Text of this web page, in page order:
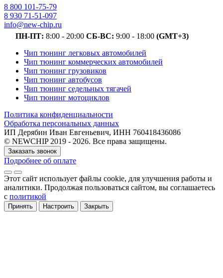
8 800 101-75-79
8 930 71-51-097
info@new-chip.ru
ПН-ПТ: 8:00 - 20:00 СБ-ВС: 9:00 - 18:00 (GMT+3)
Чип тюнинг легковых автомобилей
Чип тюнинг коммерческих автомобилей
Чип тюнинг грузовиков
Чип тюнинг автобусов
Чип тюнинг седельных тягачей
Чип тюнинг мотоциклов
Политика конфиденциальности
Обработка персональных данных
ИП Дерябин Иван Евгеньевич, ИНН 760418436086
© NEWCHIP 2019 - 2026. Все права защищены.
Заказать звонок
Подробнее об оплате
Этот сайт использует файлы cookie, для улучшения работы и
аналитики. Продолжая пользоваться сайтом, вы соглашаетесь
с политикой
Принять Настроить Закрыть